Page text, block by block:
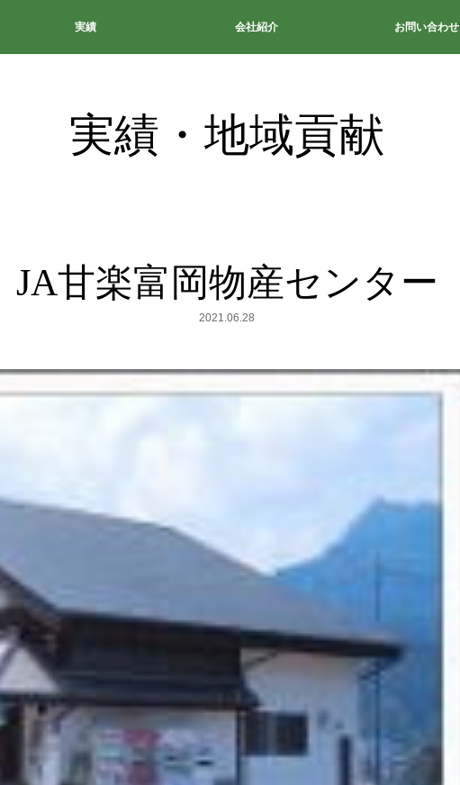
実績 会社紹介 お問い合わせ
実績・地域貢献
JA甘楽富岡物産センター
2021.06.28